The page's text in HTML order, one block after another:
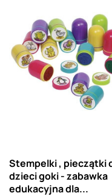
Stempelki , pieczątki
dzieci goki - zabawka
edukacyjna dla...